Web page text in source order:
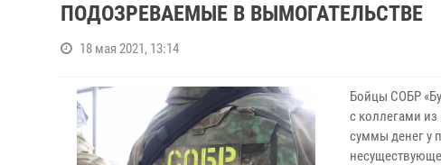
ПОДОЗРЕВАЕМЫЕ В ВЫМОГАТЕЛЬСТВЕ
18 мая 2021, 13:14
Бойцы СОБР
с коллегами
суммы денег у